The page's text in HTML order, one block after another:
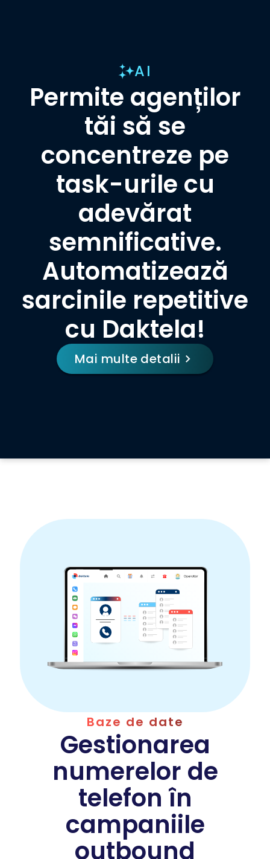
AI
Permite agenților
tăi să se
concentreze pe
task-urile cu
adevărat
semnificative.
Automatizează
sarcinile repetitive
cu Daktela!
Mai multe detalii
Baze de date
Gestionarea
numerelor de
telefon în
campaniile
outbound